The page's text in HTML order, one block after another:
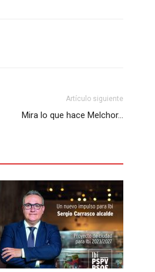
Artículo siguiente
Mira lo que hace Melchor…